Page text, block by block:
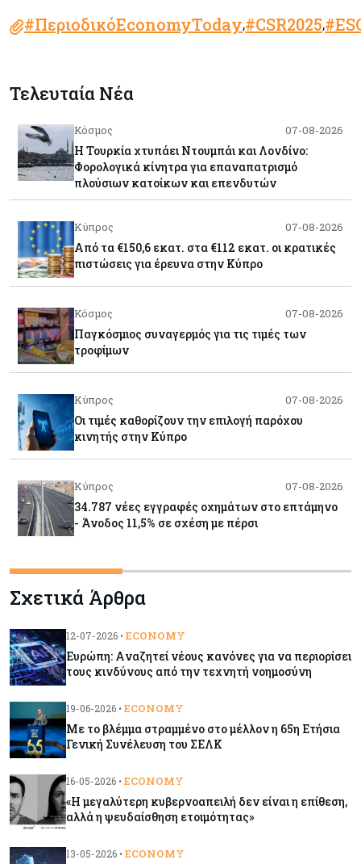
#ΠεριοδικόEconomyToday,#CSR2025,
Τελευταία Νέα
Κόσμος 07-08-2026
Η Τουρκία χτυπάει Ντουμπάι και Λονδίνο:
Φορολογικά κίνητρα για επαναπατρισμό
πλούσιων κατοίκων και επενδυτών
Κύπρος 07-08-2026
Από τα €150,6 εκατ. στα €112 εκατ. οι κρατικές
πιστώσεις για έρευνα στην Κύπρο
Κόσμος 07-08-2026
Παγκόσμιος συναγερμός για τις τιμές των
τροφίμων
Κύπρος 07-08-2026
Οι τιμές καθορίζουν την επιλογή παρόχου
κινητής στην Κύπρο
Κύπρος 07-08-2026
34.787 νέες εγγραφές οχημάτων στο επτάμηνο
- Άνοδος 11,5% σε σχέση με πέρσι
Κόσμος 07-08-2026
ΕΚΤ: Αιφνιδιάστηκε από την πώληση ευρώ από
τις ΗΠΑ
Κύπρος 07-08-2026
Χορηγία €10.000 για υποτροφίες σε φοιτητές του
Κύπρος
του αεροδρομίου Λάρνακας
Χρυσός: Καλπάζει προς την καλύτερη εβδομάδα
Σχετικά Άρθρα
12-07-2026 • ECONOMY
Ευρώπη: Aναζητεί νέους κανόνες για να περιορίσει
τους κινδύνους από την τεχνητή νοημοσύνη
19-06-2026 • ECONOMY
Με το βλέμμα στραμμένο στο μέλλον η 65η Ετήσια
Γενική Συνέλευση του ΣΕΛΚ
16-05-2026 • ECONOMY
«Η μεγαλύτερη κυβερνοαπειλή δεν είναι η επίθεση,
αλλά η ψευδαίσθηση ετοιμότητας»
13-05-2026 • ECONOMY